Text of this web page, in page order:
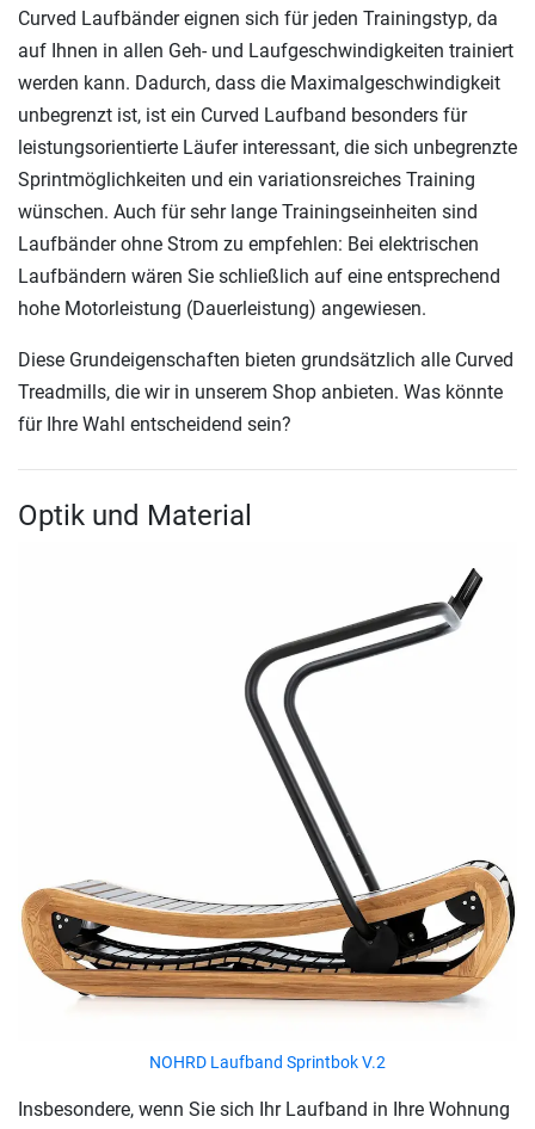
Curved Laufbänder eignen sich für jeden Trainingstyp, da
auf Ihnen in allen Geh- und Laufgeschwindigkeiten trainiert
werden kann. Dadurch, dass die Maximalgeschwindigkeit
unbegrenzt ist, ist ein Curved Laufband besonders für
leistungsorientierte Läufer interessant, die sich unbegrenzte
Sprintmöglichkeiten und ein variationsreiches Training
wünschen. Auch für sehr lange Trainingseinheiten sind
Laufbänder ohne Strom zu empfehlen: Bei elektrischen
Laufbändern wären Sie schließlich auf eine entsprechend
hohe Motorleistung (Dauerleistung) angewiesen.
Diese Grundeigenschaften bieten grundsätzlich alle Curved
Treadmills, die wir in unserem Shop anbieten. Was könnte
für Ihre Wahl entscheidend sein?
Optik und Material
NOHRD Laufband Sprintbok V.2
Insbesondere, wenn Sie sich Ihr Laufband in Ihre Wohnung